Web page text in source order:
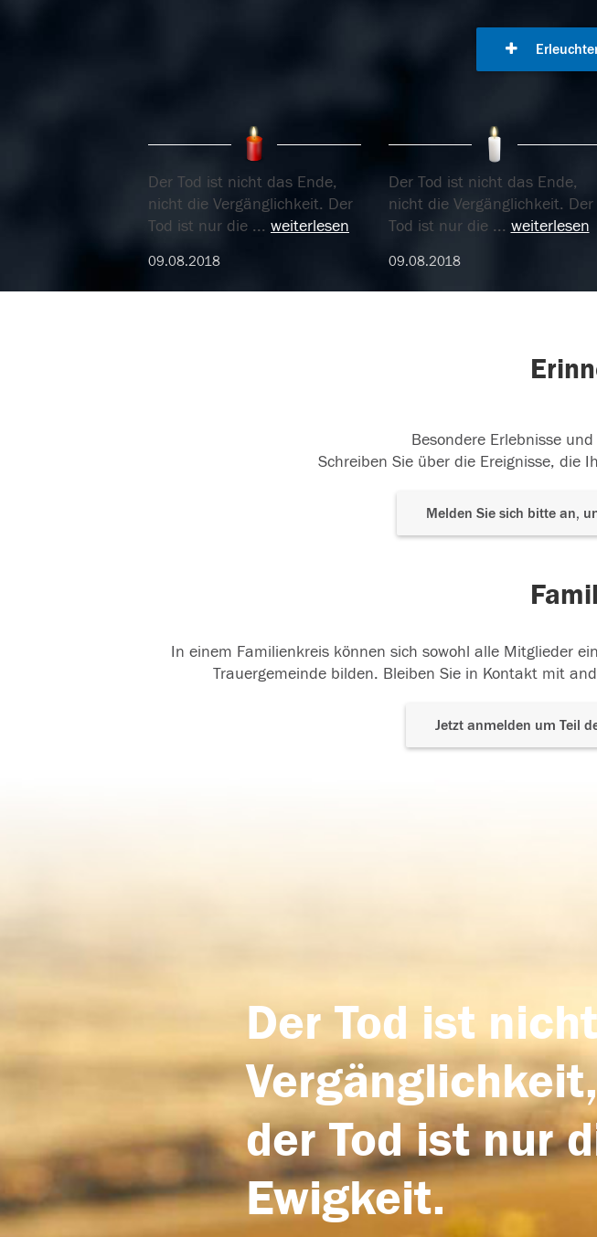
Der Tod ist nicht das Ende,
nicht die Vergänglichkeit. Der
Tod ist nur die ... weiterlesen
09.08.2018
Der Tod ist nicht das Ende,
nicht die Vergänglichkeit. Der
Tod ist nur die ... weiterlesen
09.08.2018
Besondere Erlebnisse
Schreiben Sie über die Ereignisse, die
Melden Sie sich bitte an,
In einem Familienkreis können sich sowohl alle Mitglieder
Trauergemeinde bilden. Bleiben Sie in Kontakt mit
Jetzt anmelden um Teil
Der Tod ist
Vergänglichkeit,
der Tod ist nur
Ewigkeit.